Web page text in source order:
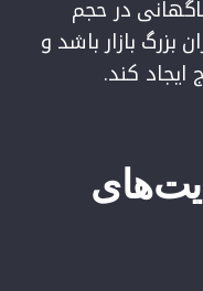
در حجم
بزرگ بازار باشد و
کند.